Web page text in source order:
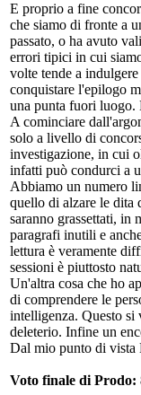
E proprio a fine
che siamo di fronte a
passato, o ha avuto
errori tipici in cui
volte tende a
conquistare l'epilogo
una punta fuori luogo.
A cominciare
solo a livello di
investigazione, in cui
infatti può condurci a
Abbiamo un numero
quello di alzare le dita
saranno grassettati, in
paragrafi inutili e
lettura è veramente
sessioni è piuttosto
Un'altra cosa che ho
di comprendere le
intelligenza. Questo si
deleterio. Infine un
Dal mio punto di vista
Voto finale di Prodo: